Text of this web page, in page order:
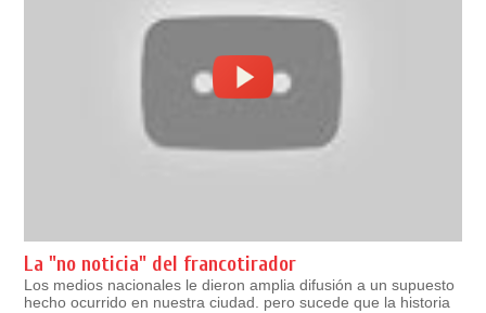
La "no noticia" del francotirador
Los medios nacionales le dieron amplia difusión a un supuesto
hecho ocurrido en nuestra ciudad. pero sucede que la historia